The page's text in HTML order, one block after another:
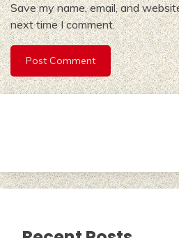
Save my name, email, and
next time I comment.